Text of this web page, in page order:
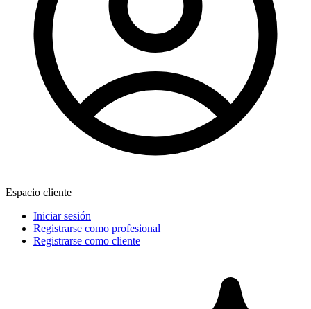
Espacio cliente
Iniciar sesión
Registrarse como profesional
Registrarse como cliente